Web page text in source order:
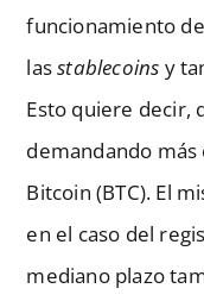
funcionamiento
lasstablecoins y
Esto quiere decir,
demandando
Bitcoin (BTC). El
en el caso del
mediano plazo